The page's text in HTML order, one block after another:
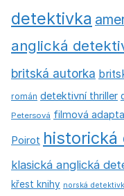
detektivka
anglická
britská autorka
román detektivní thriller
Petersová filmová
Poirot historická
klasická anglická
křest knihy norská